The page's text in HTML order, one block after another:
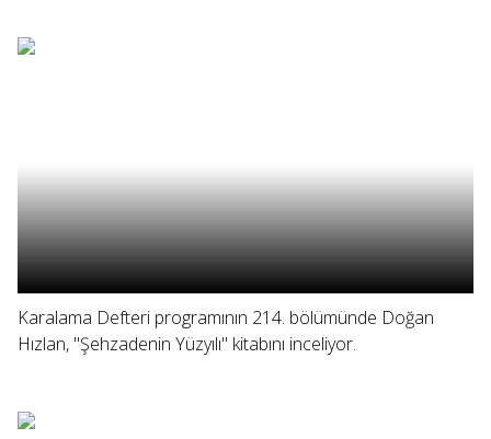
Karalama Defteri programının 214. bölümünde Doğan
Hızlan, "Şehzadenin Yüzyılı" kitabını inceliyor.